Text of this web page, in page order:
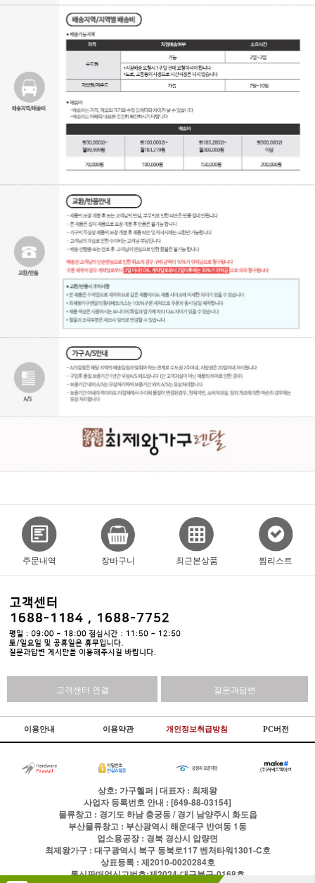
주문내역 장바구니 최근본상품 찜리스트
고객센터 연결 질문과답변
이용안내 이용약관 개인정보취급방침 PC버전
상호: 가구헬퍼 | 대표자 : 최제왕
사업자 등록번호 안내 : [649-88-03154]
물류창고 : 경기도 하남 충궁동 / 경기 남양주시 화도읍
부산물류창고 : 부산광역시 해운대구 반여동 1동
업소용공장 : 경북 경산시 압량면
최제왕가구 : 대구광역시 북구 동북로117 벤처타워1301-C호
상표등록 : 제2010-0020284호
통신판매업신고번호:제2024-대구북구-0168호